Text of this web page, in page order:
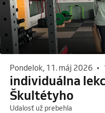
pondelok, 11. máj 2026 •
individuálna
Škultétyho
Udalosť už prebehla